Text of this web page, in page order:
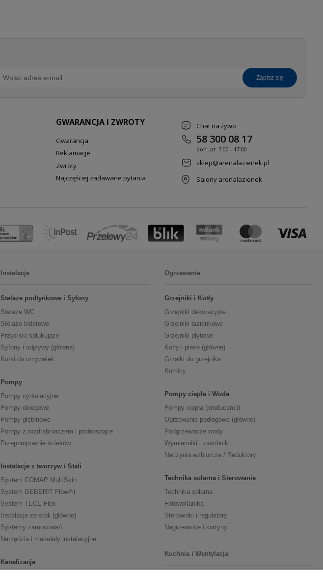
zapisz się
GWARANCJA I ZWROTY
Gwarancja
Reklamacje
Zwroty
Najczęściej zadawane pytania
Chat na żywo
58 300 08 17
pon.-pt. 7:00 - 17:00
sklep@arenalazienek.pl
Salony arenalazienek
Instalacje
Stelaże podtynkowe i Syfony
Stelaże WC
Stelaże bidetowe
Przyciski spłukujące
Syfony i odpływy (główne)
Korki do umywalek
Pompy
Pompy cyrkulacyjne
Pompy obiegowe
Pompy głębinowe
Pompy z rozdrabniaczem i podnoszące
Przepompownie ścieków
Instalacje z tworzyw / Stali
System COMAP MultiSkin
System GEBERIT FlowFit
System TECE Flex
Instalacje ze stali (główne)
Systemy zamocowań
Narzędzia i materiały instalacyjne
Kanalizacja
Ogrzewanie
Grzejniki i Kotły
Grzejniki dekoracyjne
Grzejniki łazienkowe
Grzejniki płytowe
Kotły i piece (główne)
Grzałki do grzejnika
Kominy
Pompy ciepła i Woda
Pompy ciepła (producenci)
Ogrzewanie podłogowe (główne)
Podgrzewacze wody
Wymienniki i zasobniki
Naczynia wzbiorcze / Reduktory
Technika solarna i Sterowanie
Technika solarna
Fotowoltanika
Sterowniki i regulatory
Nagrzewnice i kurtyny
Kuchnia i Wentylacja